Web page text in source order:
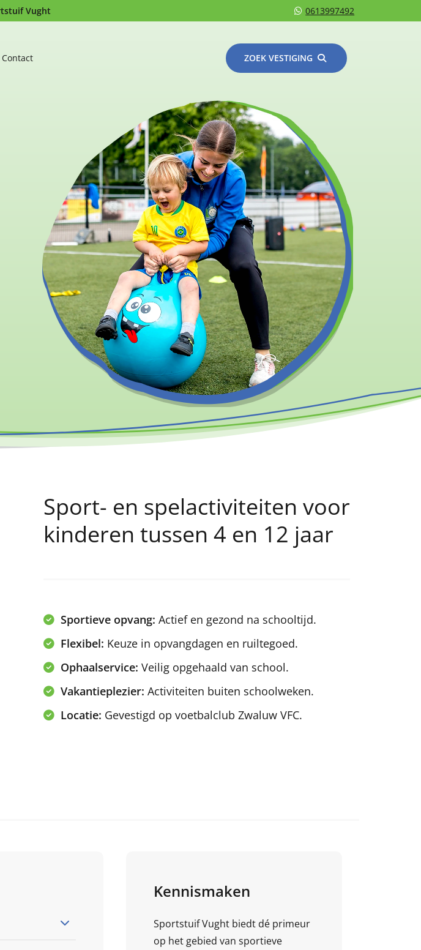
Vught 0613997492
Contact ZOEK VESTIGING
Sport- en spelactiviteiten voor
kinderen tussen 4 en 12 jaar
Sportieve opvang: Actief en gezond na schooltijd.
Flexibel: Keuze in opvangdagen en ruiltegoed.
Ophaalservice: Veilig opgehaald van school.
Vakantieplezier: Activiteiten buiten schoolweken.
Locatie: Gevestigd op voetbalclub Zwaluw VFC.
Kennismaken
Sportstuif Vught biedt dé primeur
op het gebied van sportieve